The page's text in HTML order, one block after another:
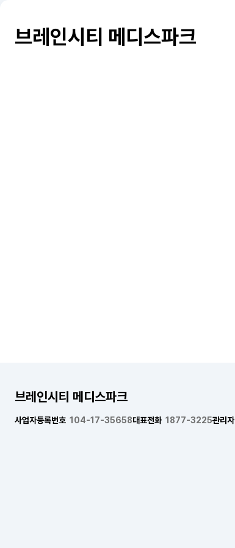
브레인시티 메디스파크
브레인시티 메디스파크
사업자등록번호 104-17-35658대표전화 1877-3225관리자